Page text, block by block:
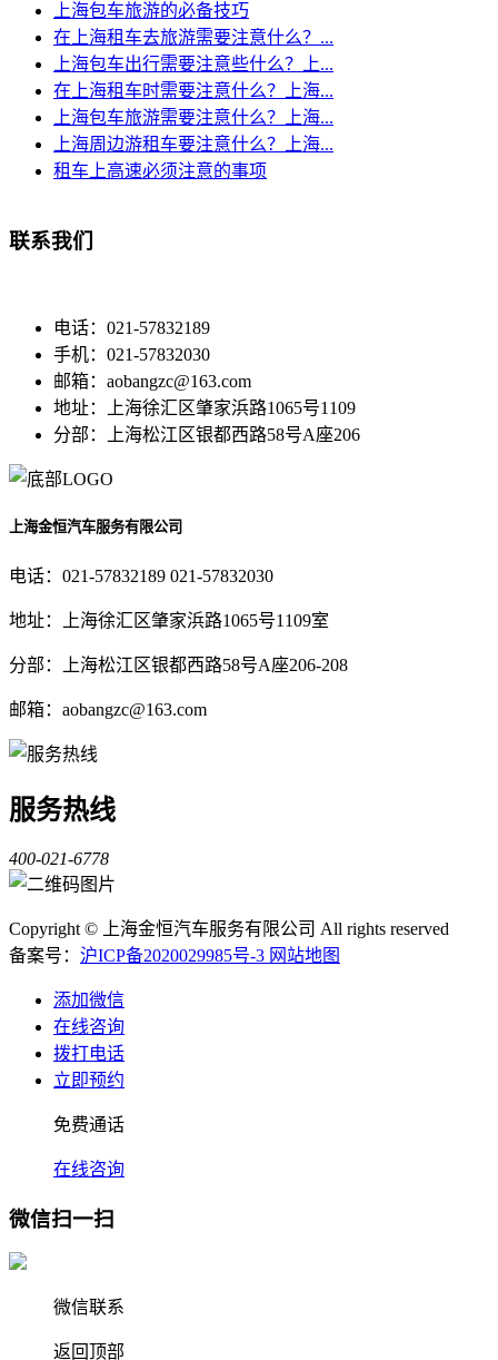
上海包车旅游的必备技巧
在上海租车去旅游需要注意什么？...
上海包车出行需要注意些什么？上...
在上海租车时需要注意什么？上海...
上海包车旅游需要注意什么？上海...
上海周边游租车要注意什么？上海...
租车上高速必须注意的事项
联系我们
电话：021-57832189
手机：021-57832030
邮箱：aobangzc@163.com
地址：上海徐汇区肇家浜路1065号1109
分部：上海松江区银都西路58号A座206
上海金恒汽车服务有限公司
电话：021-57832189 021-57832030
地址：上海徐汇区肇家浜路1065号1109室
分部：上海松江区银都西路58号A座206-208
邮箱：aobangzc@163.com
服务热线
400-021-6778
Copyright © 上海金恒汽车服务有限公司 All rights reserved
备案号： 沪ICP备2020029985号-3 网站地图
添加微信
在线咨询
拨打电话
立即预约
免费通话
在线咨询
微信扫一扫
微信联系
返回顶部